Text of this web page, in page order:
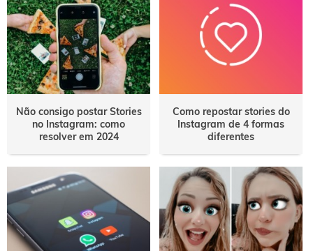
Não consigo postar Stories
no Instagram: como
resolver em 2024
Como repostar stories do
Instagram de 4 formas
diferentes